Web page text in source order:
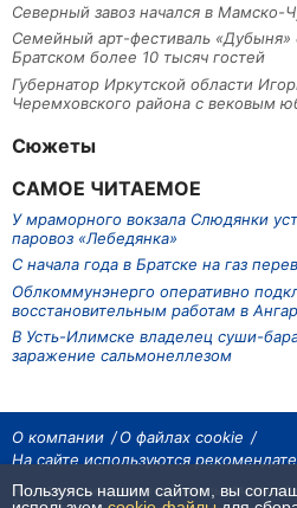
Северный завоз начался в Мамско-
Семейный арт-фестиваль «Дубыня»
Братском более 10 тысяч гостей
Губернатор Иркутской области
Черемховского района с вековым
Сюжеты
САМОЕ ЧИТАЕМОЕ
У мраморного вокзала Слюдянки
паровоз «Лебедянка»
С начала года в Братске на газ
Облкоммунэнерго оперативно
восстановительным работам в
В Усть-Илимске владелец суши-
заражение сальмонеллезом
О компании
О файлах cookie
На сайте используются
На сайте размещаются материалы ИА «Наш
законом.
Пользуясь нашим сайтом, вы